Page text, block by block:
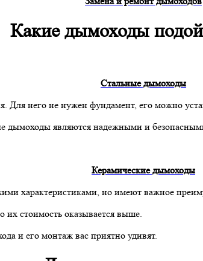
Какие дымоходы
Стальные дымоходы
него не нужен фундамент, его можно
являются надежными и
Керамические дымоходы
характеристиками, но имеют важное
их стоимость оказывается выше.
и его монтаж вас приятно удивят.